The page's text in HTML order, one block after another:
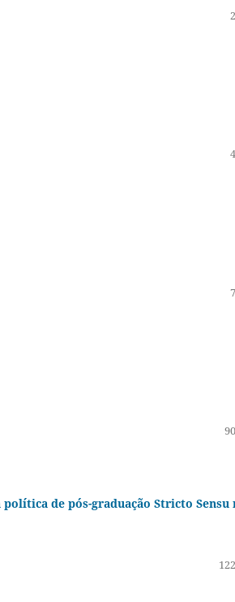
de pós-graduação Stricto Sensu